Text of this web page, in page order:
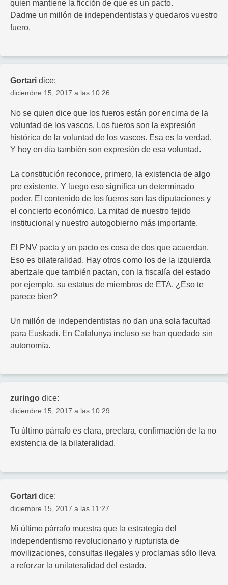
quien mantiene la ficción de que es un pacto.
Dadme un millón de independentistas y quedaros vuestro
fuero.
Gortari dice:
diciembre 15, 2017 a las 10:26
No se quien dice que los fueros están por encima de la
voluntad de los vascos. Los fueros son la expresión
histórica de la voluntad de los vascos. Esa es la verdad.
Y hoy en día también son expresión de esa voluntad.
La constitución reconoce, primero, la existencia de algo
pre existente. Y luego eso significa un determinado
poder. El contenido de los fueros son las diputaciones y
el concierto económico. La mitad de nuestro tejido
institucional y nuestro autogobierno más importante.
El PNV pacta y un pacto es cosa de dos que acuerdan.
Eso es bilateralidad. Hay otros como los de la izquierda
abertzale que también pactan, con la fiscalía del estado
por ejemplo, su estatus de miembros de ETA. ¿Eso te
parece bien?
Un millón de independentistas no dan una sola facultad
para Euskadi. En Catalunya incluso se han quedado sin
autonomía.
zuringo dice:
diciembre 15, 2017 a las 10:29
Tu último párrafo es clara, preclara, confirmación de la no
existencia de la bilateralidad.
Gortari dice:
diciembre 15, 2017 a las 11:27
Mi último párrafo muestra que la estrategia del
independentismo revolucionario y rupturista de
movilizaciones, consultas ilegales y proclamas sólo lleva
a reforzar la unilateralidad del estado.